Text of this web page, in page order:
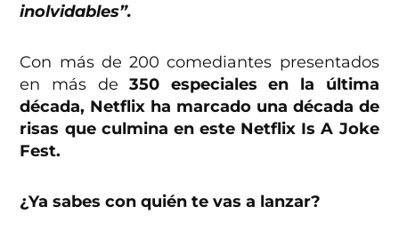
inolvidables”.
Con más de 200 comediantes presentados
en más de350 especiales en la última
década, Netflix ha marcado una década de
risas que culmina en este Netflix Is A Joke
Fest.
¿Ya sabes con quién te vas a lanzar?